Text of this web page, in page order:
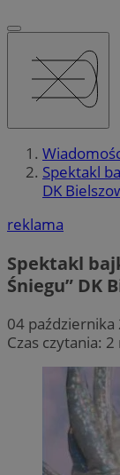
Spektakl
DK
reklama
Spektakl
Śniegu” DK
04
Czas czytania: 2